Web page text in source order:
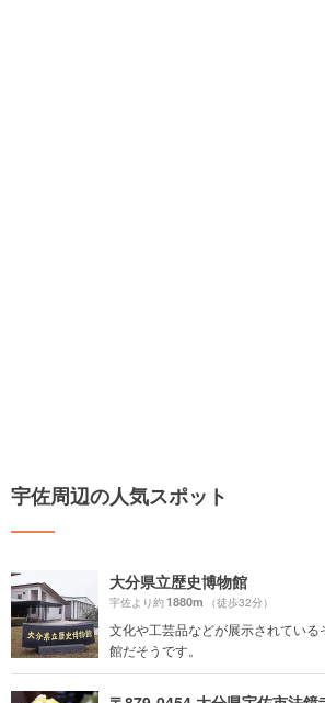
宇佐周辺の人気スポット
大分県立歴史博物館
宇佐より約1880m （徒歩32分）
文化や工芸品などが展示されてい
館だそうです。